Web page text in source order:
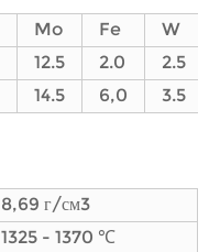
Mo Fe
W
12.5 2.0
2.5
14.5 6,0 3.5
8,69 г/см3
1325 - 1370 ℃